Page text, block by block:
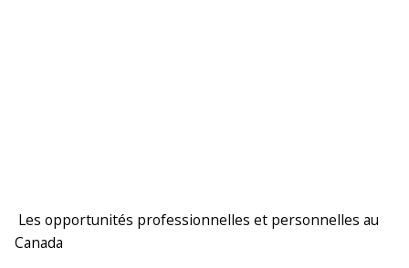
Les opportunités professionnelles et personnelles au
Canada